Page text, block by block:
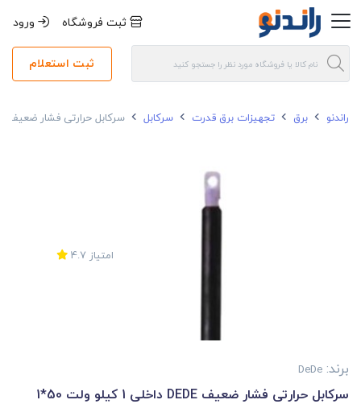
ثبت فروشگاه ورود
ثبت استعلام
راندنو برق تجهیزات برق قدرت سرکابل سرکابل حرارتی فشار ضعیف DEDE داخلی 1 کیلو ولت 50*1
امتیاز 4.7
برند: DeDe
سرکابل حرارتی فشار ضعیف DEDE داخلی 1 کیلو ولت 50*1